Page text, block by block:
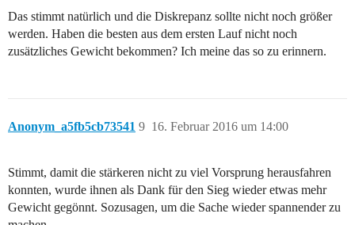
Das stimmt natürlich und die Diskrepanz sollte nicht noch größer
werden. Haben die besten aus dem ersten Lauf nicht noch
zusätzliches Gewicht bekommen? Ich meine das so zu erinnern.
Anonym_a5fb5cb73541 16. Februar 2016 um 14:00
9
Stimmt, damit die stärkeren nicht zu viel Vorsprung herausfahren
konnten, wurde ihnen als Dank für den Sieg wieder etwas mehr
Gewicht gegönnt. Sozusagen, um die Sache wieder spannender zu